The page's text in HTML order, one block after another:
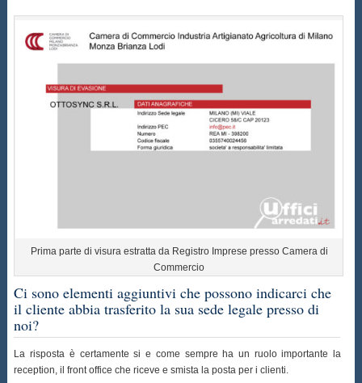
Prima parte di visura estratta da Registro Imprese presso Camera di
Commercio
Ci sono elementi aggiuntivi che possono indicarci che
il cliente abbia trasferito la sua sede legale presso di
noi?
La risposta è certamente si e come sempre ha un ruolo importante la
reception, il front office che riceve e smista la posta per i clienti.